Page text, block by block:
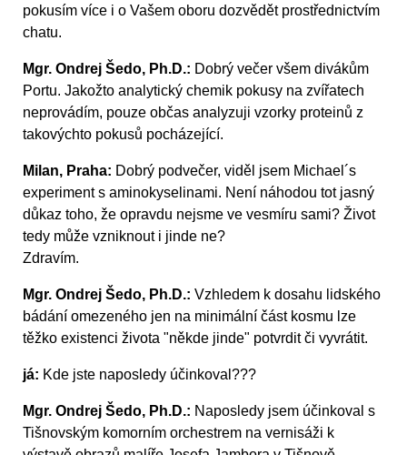
pokusím více i o Vašem oboru dozvědět prostřednictvím
chatu.
Mgr. Ondrej Šedo, Ph.D.: Dobrý večer všem divákům
Portu. Jakožto analytický chemik pokusy na zvířatech
neprovádím, pouze občas analyzuji vzorky proteinů z
takovýchto pokusů pocházející.
Milan, Praha: Dobrý podvečer, viděl jsem Michael´s
experiment s aminokyselinami. Není náhodou tot jasný
důkaz toho, že opravdu nejsme ve vesmíru sami? Život
tedy může vzniknout i jinde ne?
Zdravím.
Mgr. Ondrej Šedo, Ph.D.: Vzhledem k dosahu lidského
bádání omezeného jen na minimální část kosmu lze
těžko existenci života "někde jinde" potvrdit či vyvrátit.
já: Kde jste naposledy účinkoval???
Mgr. Ondrej Šedo, Ph.D.: Naposledy jsem účinkoval s
Tišnovským komorním orchestrem na vernisáži k